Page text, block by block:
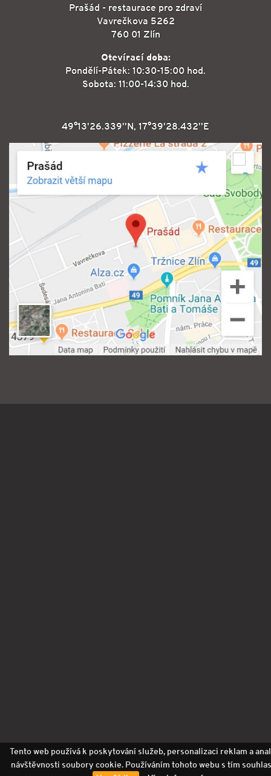
Prašád - restaurace pro zdraví
Vavrečkova 5262
760 01 Zlín
Otevírací doba:
Pondělí-Pátek: 10:30-15:00 hod.
Sobota: 11:00-14:30 hod.
49°13'26.339''N, 17°39'28.432''E
Tento web používá k poskytování služeb, personalizaci reklam a
návštěvnosti soubory cookie. Používáním tohoto webu s tím